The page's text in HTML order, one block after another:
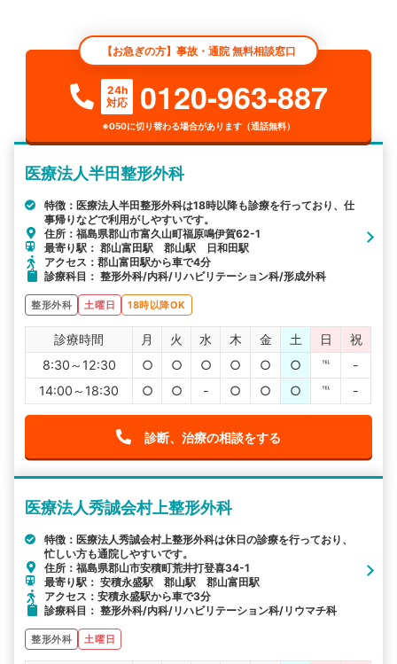
【お急ぎの方】事故・通院 無料相談窓口
24h
対応
0120-963-887
※050に切り替わる場合があります（通話無料）
医療法人半田整形外科
特徴：医療法人半田整形外科は18時以降も診療を行っており、仕
事帰りなどで利用がしやすいです。
住所：福島県郡山市富久山町福原鳴伊賀62-1
最寄り駅： 郡山富田駅 郡山駅 日和田駅
アクセス：郡山富田駅から車で4分
診療科目： 整形外科/内科/リハビリテーション科/形成外科
整形外科 土曜日 18時以降OK
診療時間 月 火 水 木 金 土 日
祝
8:30～12:30
○ ○ ○ ○ ○ ○ ℡
-
14:00～18:30
○ ○ - ○ ○ ○ ℡ -
診断、治療の相談をする
医療法人秀誠会村上整形外科
特徴：医療法人秀誠会村上整形外科は休日の診療を行っており、
忙しい方も通院しやすいです。
住所：福島県郡山市安積町荒井打登喜34-1
最寄り駅： 安積永盛駅 郡山駅 郡山富田駅
アクセス：安積永盛駅から車で3分
診療科目： 整形外科/内科/リハビリテーション科/リウマチ科
整形外科 土曜日